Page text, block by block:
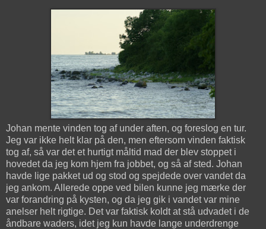
Johan mente vinden tog af under aften, og foreslog en tur.
Jeg var ikke helt klar på den, men eftersom vinden faktisk
tog af, så var det et hurtigt måltid mad der blev stoppet i
hovedet da jeg kom hjem fra jobbet, og så af sted. Johan
havde lige pakket ud og stod og spejdede over vandet da
jeg ankom. Allerede oppe ved bilen kunne jeg mærke der
var forandring på kysten, og da jeg gik i vandet var mine
anelser helt rigtige. Det var faktisk koldt at stå udvadet i de
åndbare waders, idet jeg kun havde lange underdrenge